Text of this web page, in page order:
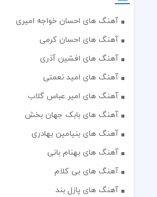
آهنگ های احسان خواجه امیری
آهنگ های احسان کرمی
آهنگ های افشین آذری
آهنگ های امید نعمتی
آهنگ های امیر عباس گلاب
آهنگ های بابک جهان بخش
آهنگ های بنیامین بهادری
آهنگ های بهنام بانی
آهنگ های بی کلام
آهنگ های پازل بند